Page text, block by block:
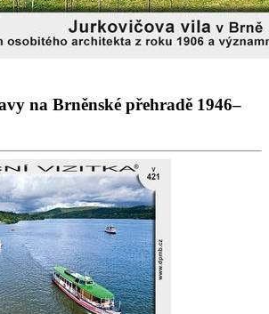
na Brněnské přehradě 1946–